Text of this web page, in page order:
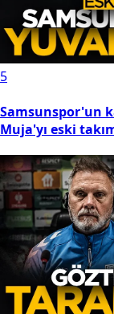
5
Samsunspor'un
Muja'yı eski